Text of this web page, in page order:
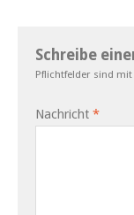
Schreibe
Pflichtfelder sind mit
Nachricht *